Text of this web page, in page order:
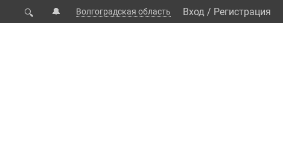
🔍 🔔 Волгоградская область Вход / Регистрация